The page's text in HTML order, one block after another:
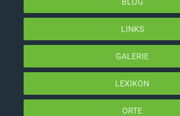
LINKS
GALERIE
LEXIKON
ORTE